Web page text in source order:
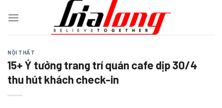
đến
NỘI THẤT
15+ Ý tưởng trang trí quán cafe dịp 30/4
thu hút khách check-in